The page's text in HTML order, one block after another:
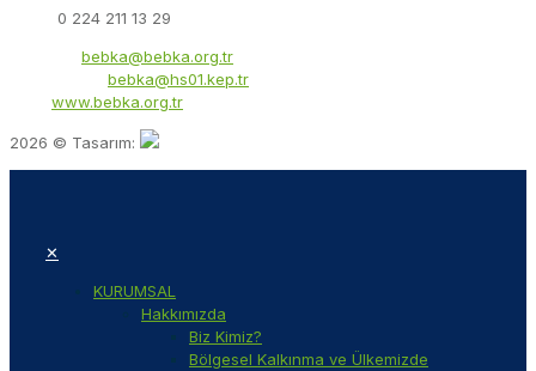
0 224 211 13 29
bebka@bebka.org.tr
bebka@hs01.kep.tr
www.bebka.org.tr
2026 © Tasarım:
✕
KURUMSAL
Hakkımızda
Biz Kimiz?
Bölgesel Kalkınma ve Ülkemizde